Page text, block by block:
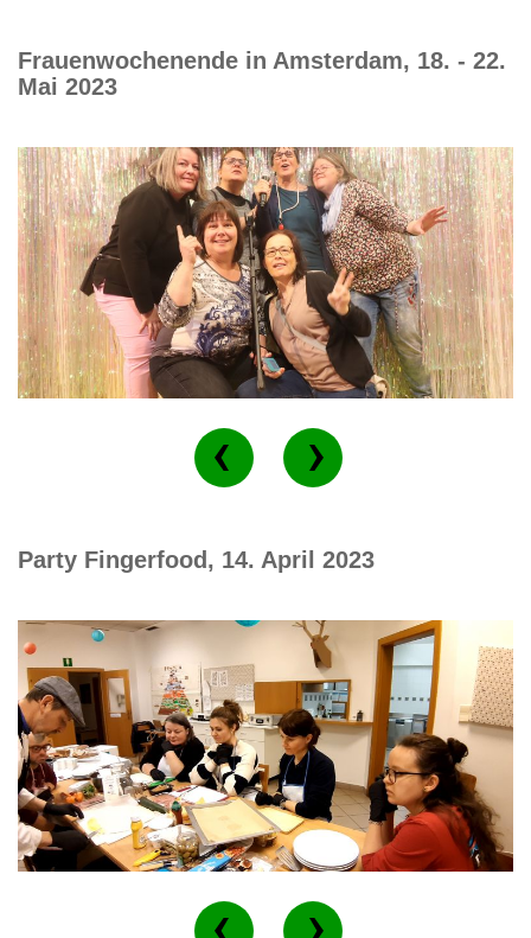
Frauenwochenende in Amsterdam, 18. - 22.
Mai 2023
Party Fingerfood, 14. April 2023